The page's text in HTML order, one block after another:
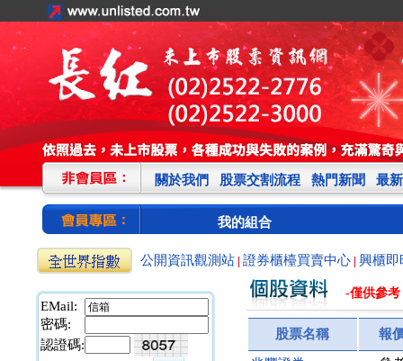
關於我們 股票交割流程 熱門新聞 最
我的組合
公開資訊觀測站 證券櫃檯買賣中心 興櫃即
EMail:
密碼:
認證碼:
-僅供參考
股票名稱 報